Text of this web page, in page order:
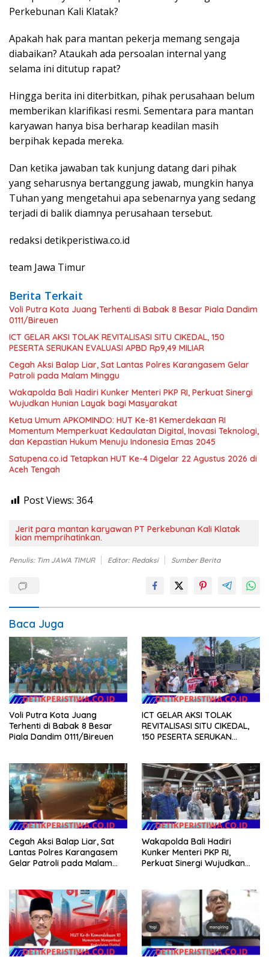
Perkebunan Kali Klatak?
Apakah hak para mantan pekerja memang sengaja
diabaikan? Ataukah ada persoalan internal yang
selama ini ditutup rapat?
Hingga berita ini diterbitkan, pihak perusahaan belum
memberikan klarifikasi resmi. Sementara para mantan
karyawan hanya bisa berharap keadilan masih
berpihak kepada mereka.
Dan ketika jawaban tak kunjung datang dari pihak
yang seharusnya bertanggung jawab, mungkin hanya
Tuhan yang mengetahui apa sebenarnya yang sedang
terjadi di balik diamnya perusahaan tersebut.
redaksi detikperistiwa.co.id
team Jawa Timur
Berita Terkait
Voli Putra Kota Juang Terhenti di Babak 8 Besar Piala Dandim
0111/Bireuen
ICT GELAR AKSI TOLAK REVITALISASI SITU CIKEDAL, 150
PESERTA SERUKAN EVALUASI APBD Rp9,49 MILIAR
Cegah Aksi Balap Liar, Sat Lantas Polres Karangasem Gelar
Patroli pada Malam Minggu
Wakapolda Bali Hadiri Kunker Menteri PKP RI, Perkuat Sinergi
Wujudkan Hunian Layak bagi Masyarakat
Ketua Umum APKOMINDO: HUT Ke-81 Kemerdekaan RI
Momentum Memperkuat Kedaulatan Digital, Inovasi Teknologi,
dan Kepastian Hukum Menuju Indonesia Emas 2045
Satupena.co.id Tetapkan HUT Ke-4 Digelar 22 Agustus 2026 di
Aceh Tengah
Post Views: 364
Jerit para mantan karyawan PT Perkebunan Kali Klatak
kian memprihatinkan.
Penulis: Tim JAWA TIMUR Editor: Redaksi Sumber Berita
Baca Juga
Voli Putra Kota Juang
Terhenti di Babak 8 Besar
Piala Dandim 0111/Bireuen
ICT GELAR AKSI TOLAK
REVITALISASI SITU CIKEDAL,
150 PESERTA SERUKAN
Cegah Aksi Balap Liar, Sat
Lantas Polres Karangasem
Gelar Patroli pada Malam
Wakapolda Bali Hadiri
Kunker Menteri PKP RI,
Perkuat Sinergi Wujudkan